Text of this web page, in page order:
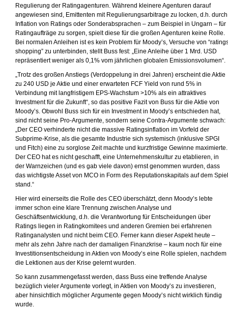
Regulierung der Ratingagenturen. Während kleinere Agenturen darauf
angewiesen sind, Emittenten mit Regulierungsarbitrage zu locken, d.h. durch
Inflation von Ratings oder Sonderabsprachen – zum Beispiel in Ungarn – für
Ratingaufträge zu sorgen, spielt diese für die großen Agenturen keine Rolle.
Bei normalen Anleihen ist es kein Problem für Moody’s, Versuche von
shopping” zu unterbinden, stellt Buss fest: „Eine Anleihe über 1 Mrd. USD
repräsentiert weniger als 0,1% vom jährlichen globalen Emissionsvolumen“.
„Trotz des großen Anstiegs (Verdoppelung in drei Jahren) erscheint die Aktie
zu 240 USD je Aktie und einer erwarteten FCF Yield von rund 5% in
Verbindung mit langfristigem EPS-Wachstum >10% als ein attraktives
Investment für die Zukunft“, so das positive Fazit von Buss für die Aktie von
Moody’s. Obwohl Buss sich für ein Investment in Moody’s entschieden hat,
sind nicht seine Pro-Argumente, sondern seine Contra-Argumente schwach:
„Der CEO verhinderte nicht die massive Ratingsinflation im Vorfeld der
Subprime-Krise, als die gesamte Industrie sich systemisch (inklusive SPGI
und Fitch) eine zu sorglose Zeit machte und kurzfristige Gewinne maximierte.
Der CEO hat es nicht geschafft, eine Unternehmenskultur zu etablieren, in
der Warnzeichen (und es gab viele davon) ernst genommen wurden, dass
das wichtigste Asset von MCO in Form des Reputationskapitals auf dem Spiel
stand.“
Hier wird einerseits die Rolle des CEO überschätzt, denn Moody’s lebte
immer schon eine klare Trennung zwischen Analyse und
Geschäftsentwicklung, d.h. die Verantwortung für Entscheidungen über
Ratings liegen in Ratingkomitees und anderen Gremien bei erfahrenen
Ratinganalysten und nicht beim CEO. Ferner kann dieser Aspekt heute –
mehr als zehn Jahre nach der damaligen Finanzkrise – kaum noch für eine
Investitionsentscheidung in Aktien von Moody’s eine Rolle spielen, nachdem
die Lektionen aus der Krise gelernt wurden.
So kann zusammengefasst werden, dass Buss eine treffende Analyse
bezüglich vieler Argumente vorlegt, in Aktien von Moody’s zu investieren,
aber hinsichtlich möglicher Argumente gegen Moody’s nicht wirklich fündig
wurde.